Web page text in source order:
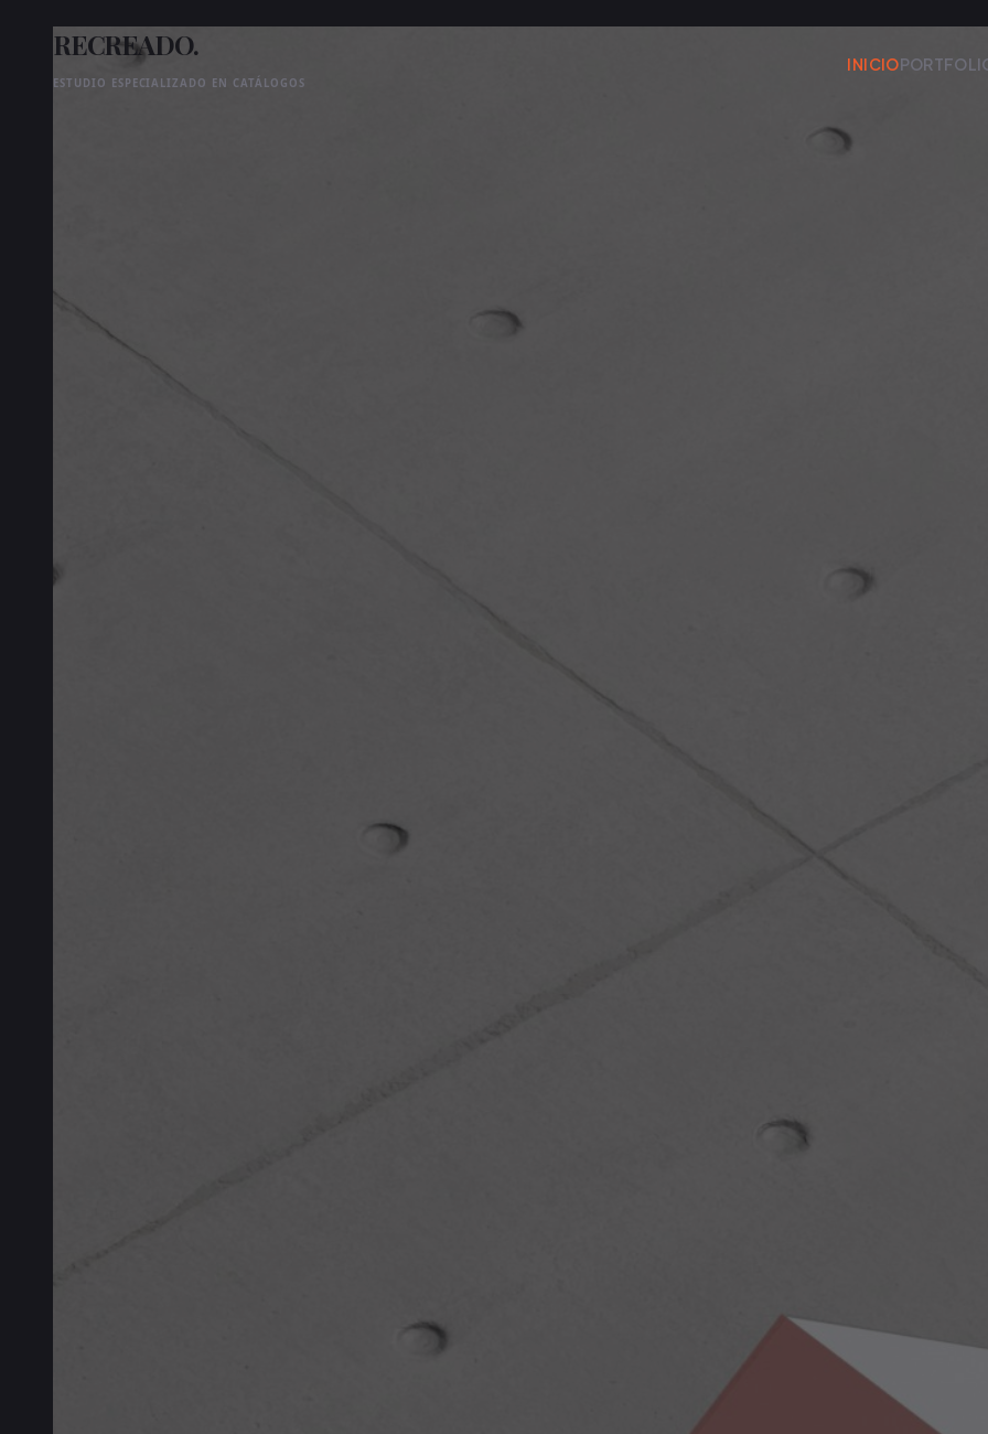
RECREADO.
ESTUDIO ESPECIALIZADO EN CATÁLOGOS
INICIO